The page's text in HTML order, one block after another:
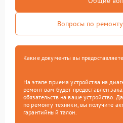
Вопросы по
Какие документы вы
На этапе приема устройства на
ремонт вам будет предоставлен
обязательств на ваше устройство.
по ремонту техники, вы получите
гарантийный талон.